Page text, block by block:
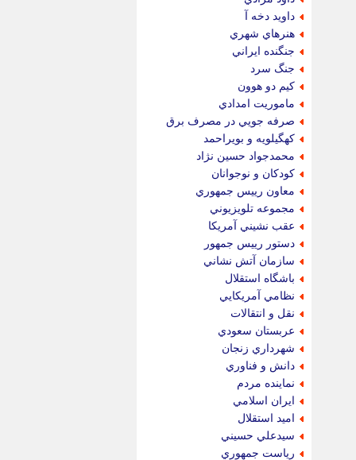
داويد دخه آ
هنرهاي شهري
جنگنده ايراني
جنگ سرد
كيم دو هوون
ماموريت امدادي
صرفه جويي در مصرف برق
كهگيلويه و بويراحمد
محمدجواد حسين نژاد
كودكان و نوجوانان
معاون رييس جمهوري
مجموعه تلويزيوني
عقب نشيني آمريكا
دستور رييس جمهور
سازمان آتش نشاني
باشگاه استقلال
نظامي آمريكايي
نقل و انتقالات
عربستان سعودي
شهرداري زنجان
دانش و فناوري
نماينده مردم
ايران اسلامي
اميد استقلال
سيدعلي حسيني
رياست جمهوري